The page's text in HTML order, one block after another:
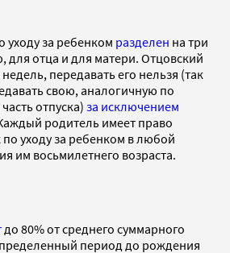
уходу за ребенком разделен на три
для отца и для матери. Отцовский
передавать его нельзя (так
свою, аналогичную по
отпуска) за исключением
родитель имеет право
по уходу за ребенком в любой
им восьмилетнего возраста.
до 80% от среднего суммарного
период до рождения